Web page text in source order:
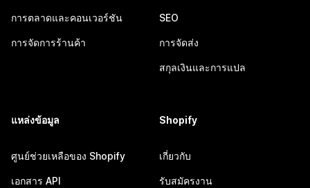
การตลาดและคอนเวอร์ชัน
การจัดการร้านค้า
SEO
การจัดส่ง
สกุลเงินและการแปล
แหล่งข้อมูล
ศูนย์ช่วยเหลือของ Shopify
เอกสาร API
Shopify
เกี่ยวกับ
รับสมัครงาน